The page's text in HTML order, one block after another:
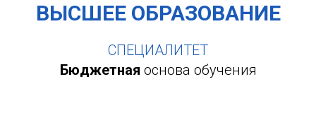
ВЫСШЕЕ ОБРАЗОВАНИЕ
СПЕЦИАЛИТЕТ
Бюджетная основа обучения